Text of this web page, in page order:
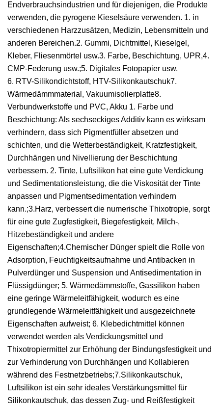
Endverbrauchsindustrien und für diejenigen, die Produkte
verwenden, die pyrogene Kieselsäure verwenden. 1. in
verschiedenen Harzzusätzen, Medizin, Lebensmitteln und
anderen Bereichen.2. Gummi, Dichtmittel, Kieselgel,
Kleber, Fliesenmörtel usw.3. Farbe, Beschichtung, UPR,4.
CMP-Federung usw.;5. Digitales Fotopapier usw.
6. RTV-Silikondichtstoff, HTV-Silikonkautschuk7.
Wärmedämmmaterial, Vakuumisolierplatte8.
Verbundwerkstoffe und PVC, Akku 1. Farbe und
Beschichtung: Als sechseckiges Additiv kann es wirksam
verhindern, dass sich Pigmentfüller absetzen und
schichten, und die Wetterbeständigkeit, Kratzfestigkeit,
Durchhängen und Nivellierung der Beschichtung
verbessern. 2. Tinte, Luftsilikon hat eine gute Verdickung
und Sedimentationsleistung, die die Viskosität der Tinte
anpassen und Pigmentsedimentation verhindern
kann.;3.Harz, verbessert die numerische Thixotropie, sorgt
für eine gute Zugfestigkeit, Biegefestigkeit, Milch-,
Hitzebeständigkeit und andere
Eigenschaften;4.Chemischer Dünger spielt die Rolle von
Adsorption, Feuchtigkeitsaufnahme und Antibacken in
Pulverdünger und Suspension und Antisedimentation in
Flüssigdünger; 5. Wärmedämmstoffe, Gassilikon haben
eine geringe Wärmeleitfähigkeit, wodurch es eine
grundlegende Wärmeleitfähigkeit und ausgezeichnete
Eigenschaften aufweist; 6. Klebedichtmittel können
verwendet werden als Verdickungsmittel und
Thixotropiermittel zur Erhöhung der Bindungsfestigkeit und
zur Verhinderung von Durchhängen und Kollabieren
während des Festnetzbetriebs;7.Silikonkautschuk,
Luftsilikon ist ein sehr ideales Verstärkungsmittel für
Silikonkautschuk, das dessen Zug- und Reißfestigkeit